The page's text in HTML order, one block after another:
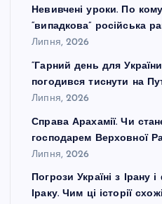
Невивчені уроки. По
“випадкова” російська
Липня, 2026
“Гарний день для
погодився тиснути на
Липня, 2026
Справа Арахамії. Чи
господарем Верховної
Липня, 2026
Погрози Україні з Ірану
Іраку. Чим ці історії